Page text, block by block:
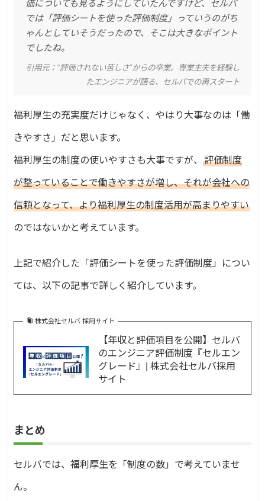
価についても見るようにしていたんですけど、セルバ
では「評価シートを使った評価制度」っていうのがち
ゃんとしていそうだったので、そこは大きなポイント
でしたね。
引用元： “評価されない苦しさ”からの卒業。専業主夫を経験し
たエンジニアが語る、セルバでの再スタート
福利厚生の充実度だけじゃなく、やはり大事なのは「働
きやすさ」だと思います。
福利厚生の制度の使いやすさも大事ですが、評価制度
が整っていることで働きやすさが増し、それが会社への
信頼となって、より福利厚生の制度活用が高まりやすい
のではないかと考えています。
上記で紹介した「評価シートを使った評価制度」につい
ては、以下の記事で詳しく紹介しています。
株式会社セルバ 採用サイト
【年収と評価項目を公開】セルバ
のエンジニア評価制度『セルエン
グレード』| 株式会社セルバ採用
サイト
まとめ
セルバでは、福利厚生を「制度の数」で考えていませ
ん。